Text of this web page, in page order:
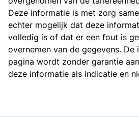
Deze informatie is met zorg
echter mogelijk dat deze
volledig is of dat er een fout is
overnemen van de gegevens.
pagina wordt zonder garantie
deze informatie als indicatie en